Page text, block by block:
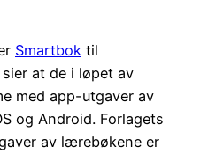
Smartbok til
at de i løpet av
med app-utgaver av
og Android. Forlagets
av lærebøkene er